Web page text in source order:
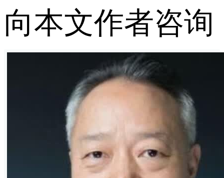
向本文作者咨询